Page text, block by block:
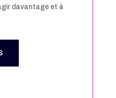
davantage et à